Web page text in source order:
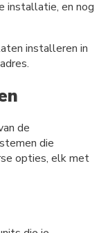
installatie, en nog
installeren in
de
die
opties, elk met